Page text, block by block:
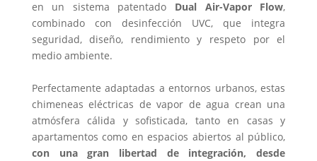
en un sistema patentado Dual Air-Vapor Flow,
combinado con desinfección UVC, que integra
seguridad, diseño, rendimiento y respeto por el
medio ambiente.
Perfectamente adaptadas a entornos urbanos, estas
chimeneas eléctricas de vapor de agua crean una
atmósfera cálida y sofisticada, tanto en casas y
apartamentos como en espacios abiertos al público,
con una gran libertad de integración, desde